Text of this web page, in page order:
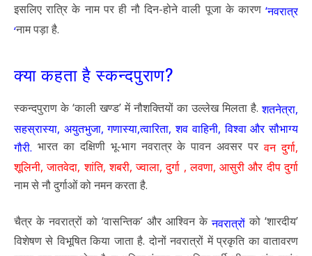
इसलिए रात्रि के नाम पर ही नौ दिन-होने वाली पूजा के कारण ‘नवरात्र
‘नाम पड़ा है.
क्या कहता है स्कन्दपुराण?
स्कन्दपुराण के ‘काली खण्ड’ में नौशक्तियों का उल्लेख मिलता है. शतनेत्रा,
सहस्रास्या, अयुतभुजा, गणास्या,त्वारिता, शव वाहिनी, विश्वा और सौभाग्य
गौरी. भारत का दक्षिणी भू-भाग नवरात्र के पावन अवसर परवन दुर्गा,
शूलिनी, जातवेदा, शांति, शबरी, ज्वाला, दुर्गा , लवणा, आसुरी और दीप दुर्गा
नाम से नौ दुर्गाओं को नमन करता है.
चैत्र के नवरात्रों को ‘वासन्तिक’ और आश्विन केनवरात्रों को ‘शारदीय’
विशेषण से विभूषित किया जाता है. दोनों नवरात्रों में प्रकृति का वातावरण